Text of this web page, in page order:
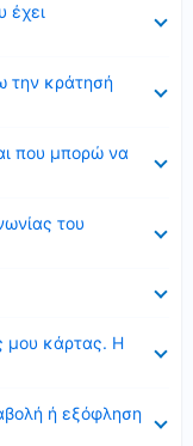
έχει
την κράτησή
που μπορώ να
του
μου κάρτας. Η
ή εξόφληση